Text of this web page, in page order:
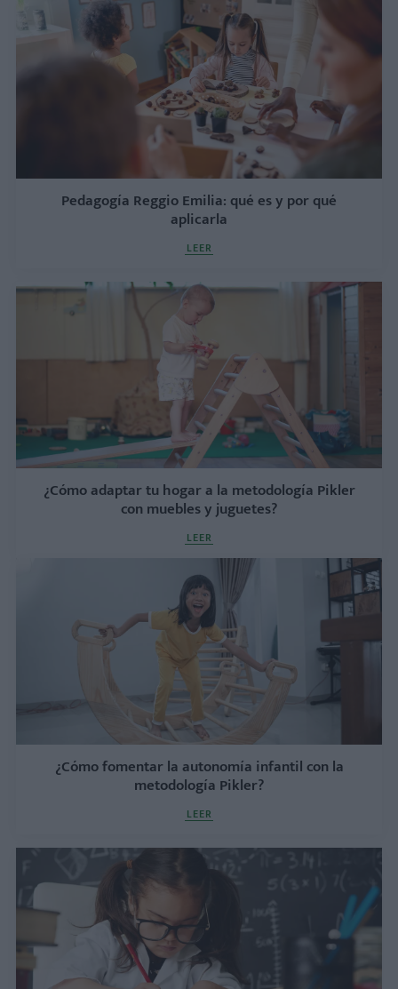
Pedagogía Reggio Emilia: qué es y por qué
aplicarla
LEER
¿Cómo adaptar tu hogar a la metodología Pikler
con muebles y juguetes?
LEER
¿Cómo fomentar la autonomía infantil con la
metodología Pikler?
LEER